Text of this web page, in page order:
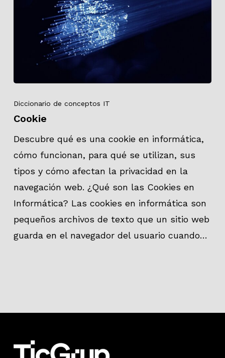
Diccionario de conceptos IT
Cookie
Descubre qué es una cookie en informática,
cómo funcionan, para qué se utilizan, sus
tipos y cómo afectan la privacidad en la
navegación web. ¿Qué son las Cookies en
Informática? Las cookies en informática son
pequeños archivos de texto que un sitio web
guarda en el navegador del usuario cuando…